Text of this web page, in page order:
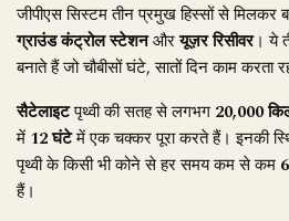
जीपीएस सिस्टम तीन प्रमुख हिस्सों से
ग्राउंड कंट्रोल स्टेशनऔरयूज़र रिसीवर। ये
बनाते हैं जो चौबीसों घंटे, सातों दिन काम करता
सैटेलाइटपृथ्वी की सतह से लगभग 20,000
में 12 घंटेमें एक चक्कर पूरा करते हैं। इनकी
पृथ्वी के किसी भी कोने से हर समय कम से कम
हैं।